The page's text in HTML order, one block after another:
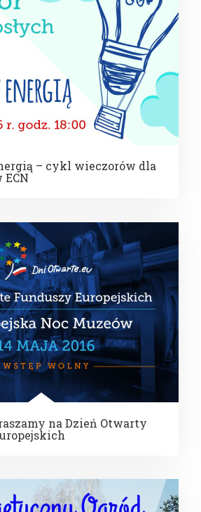
– cykl wieczorów dla
ECN
na Dzień Otwarty